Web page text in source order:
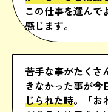
この仕事を選んで
感じます。
苦手な事がたくさ
きなかった事が今
じられた時。「お